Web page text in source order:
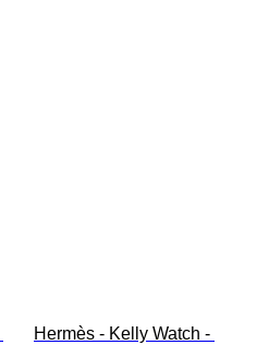
Hermès - Kelly Watch -